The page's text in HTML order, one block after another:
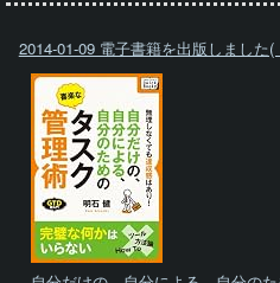
2014-01-09 電子書籍を出版しました